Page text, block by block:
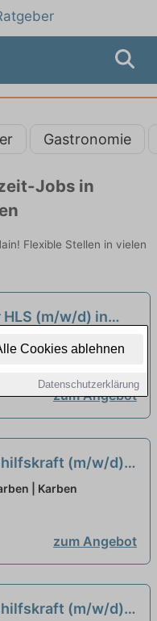
Cookies ablehnen
Datenschutzerklärung
Gastronomie
Jobs in
Flexible Stellen in vielen
(m/w/d) in
Teilzeit)
am Main
zum Angebot
(m/w/d)
Woche) - Werde
| Karben
zum Angebot
(m/w/d)